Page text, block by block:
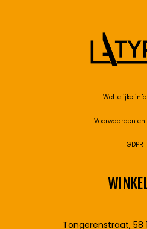
Wettelijke
Voorwaarden
GDPR
Tongerenstraat, 58